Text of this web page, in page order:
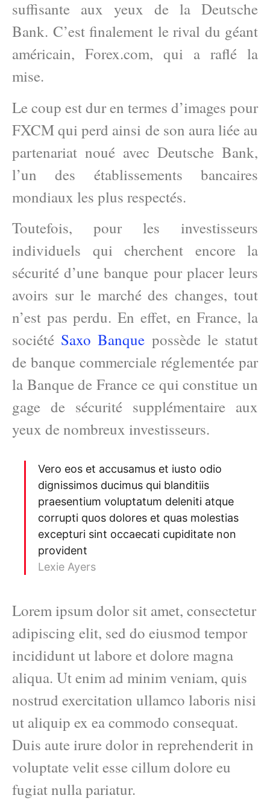
suffisante aux yeux de la Deutsche
Bank. C’est finalement le rival du géant
américain, Forex.com, qui a raflé la
mise.
Le coup est dur en termes d’images pour
FXCM qui perd ainsi de son aura liée au
partenariat noué avec Deutsche Bank,
l’un des établissements bancaires
mondiaux les plus respectés.
Toutefois, pour les investisseurs
individuels qui cherchent encore la
sécurité d’une banque pour placer leurs
avoirs sur le marché des changes, tout
n’est pas perdu. En effet, en France, la
société Saxo Banque possède le statut
de banque commerciale réglementée par
la Banque de France ce qui constitue un
gage de sécurité supplémentaire aux
yeux de nombreux investisseurs.
Vero eos et accusamus et iusto odio
dignissimos ducimus qui blanditiis
praesentium voluptatum deleniti atque
corrupti quos dolores et quas molestias
excepturi sint occaecati cupiditate non
provident
Lexie Ayers
Lorem ipsum dolor sit amet, consectetur
adipiscing elit, sed do eiusmod tempor
incididunt ut labore et dolore magna
aliqua. Ut enim ad minim veniam, quis
nostrud exercitation ullamco laboris nisi
ut aliquip ex ea commodo consequat.
Duis aute irure dolor in reprehenderit in
voluptate velit esse cillum dolore eu
fugiat nulla pariatur.